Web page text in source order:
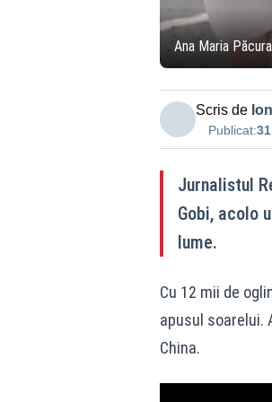
Ana Maria
Scris de
Publicat:
Jurnalistul
Gobi, acolo
lume.
Cu 12 mii de
apusul soarelui.
China.